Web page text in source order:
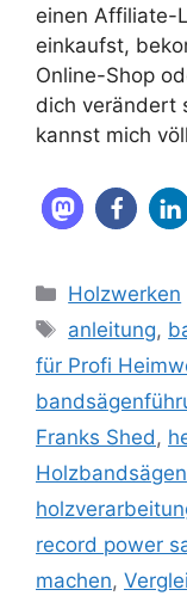
einen Affiliate-
einkaufst,
Online-Shop
dich verändert
kannst mich
Kategorien
Holzwerken
anleitung,
für Profi
Franks Shed ,
Holzbandsägen
record power
machen,